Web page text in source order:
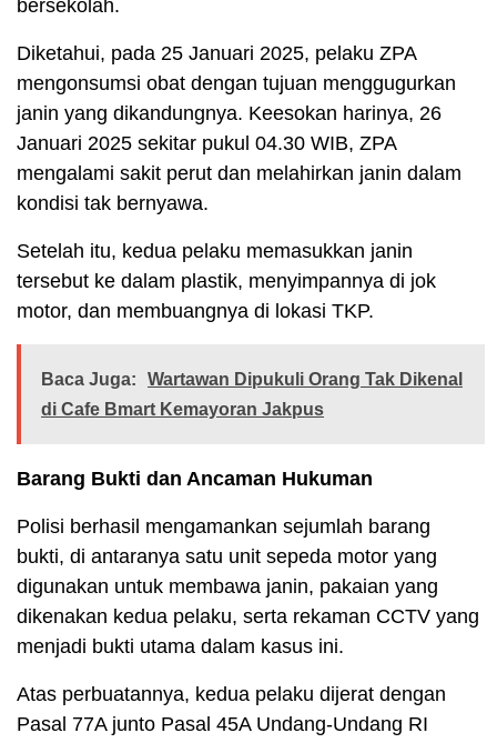
bersekolah.
Diketahui, pada 25 Januari 2025, pelaku ZPA
mengonsumsi obat dengan tujuan menggugurkan
janin yang dikandungnya. Keesokan harinya, 26
Januari 2025 sekitar pukul 04.30 WIB, ZPA
mengalami sakit perut dan melahirkan janin dalam
kondisi tak bernyawa.
Setelah itu, kedua pelaku memasukkan janin
tersebut ke dalam plastik, menyimpannya di jok
motor, dan membuangnya di lokasi TKP.
Baca Juga:
Wartawan Dipukuli Orang Tak Dikenal
di Cafe Bmart Kemayoran Jakpus
Barang Bukti dan Ancaman Hukuman
Polisi berhasil mengamankan sejumlah barang
bukti, di antaranya satu unit sepeda motor yang
digunakan untuk membawa janin, pakaian yang
dikenakan kedua pelaku, serta rekaman CCTV yang
menjadi bukti utama dalam kasus ini.
Atas perbuatannya, kedua pelaku dijerat dengan
Pasal 77A junto Pasal 45A Undang-Undang RI